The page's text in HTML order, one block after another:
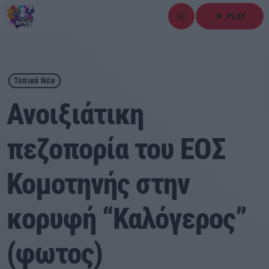
menu play_arrow PLAY
close
play_arrow ΕΡΚΟ
Αρχική
Εκπομπές
Τοπικά Νέα
Αθλητικά
Τοπικά Νέα
Ανοιξιάτικη
πεζοπορία του ΕΟΣ
Κομοτηνής στην
κορυφή “Καλόγερος”
(φωτος)